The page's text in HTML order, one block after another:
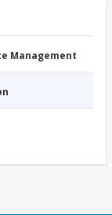
Management